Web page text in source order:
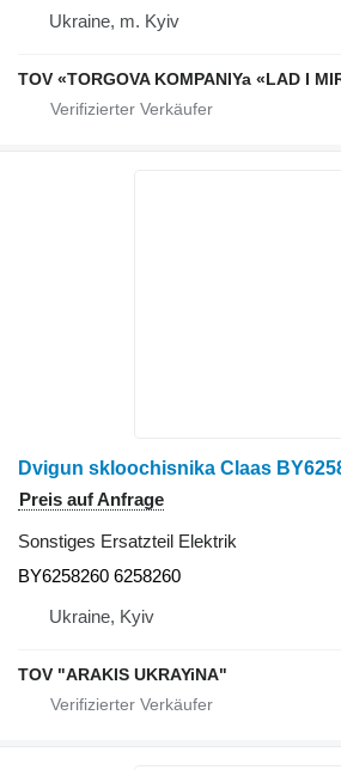
Ukraine, m. Kyiv
TOV «TORGOVA KOMPANIYa «LAD I
Preis auf Anfrage
Sonstiges Ersatzteil Elektrik
BY6258260 6258260
Ukraine, Kyiv
TOV "ARAKIS UKRAYiNA"